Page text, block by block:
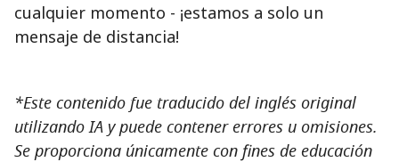
cualquier momento - ¡estamos a solo un
mensaje de distancia!
*Este contenido fue traducido del inglés original
utilizando IA y puede contener errores u omisiones.
Se proporciona únicamente con fines de educación